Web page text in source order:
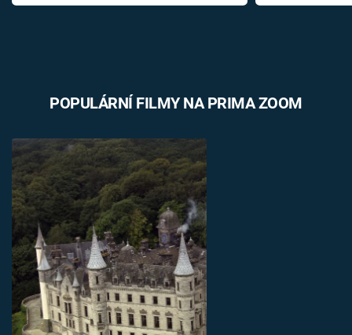
POPULÁRNÍ FILMY NA PRIMA ZOOM